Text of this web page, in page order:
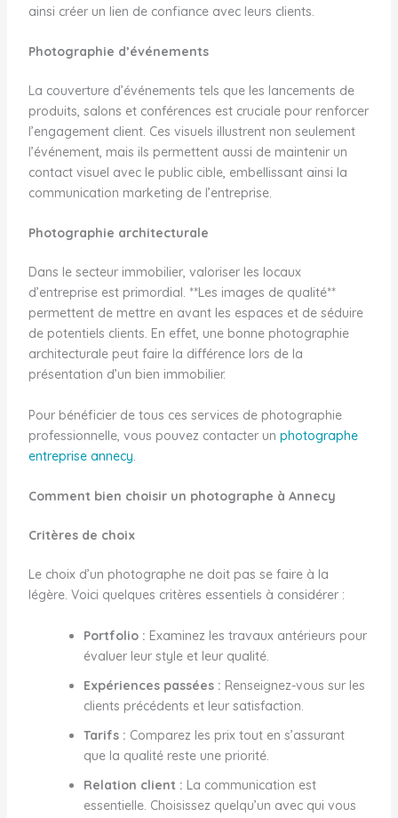
ainsi créer un lien de confiance avec leurs clients.
Photographie d’événements
La couverture d’événements tels que les lancements de
produits, salons et conférences est cruciale pour renforcer
l’engagement client. Ces visuels illustrent non seulement
l’événement, mais ils permettent aussi de maintenir un
contact visuel avec le public cible, embellissant ainsi la
communication marketing de l’entreprise.
Photographie architecturale
Dans le secteur immobilier, valoriser les locaux
d’entreprise est primordial. **Les images de qualité**
permettent de mettre en avant les espaces et de séduire
de potentiels clients. En effet, une bonne photographie
architecturale peut faire la différence lors de la
présentation d’un bien immobilier.
Pour bénéficier de tous ces services de photographie
professionnelle, vous pouvez contacter un photographe
entreprise annecy.
Comment bien choisir un photographe à Annecy
Critères de choix
Le choix d’un photographe ne doit pas se faire à la
légère. Voici quelques critères essentiels à considérer :
Portfolio : Examinez les travaux antérieurs pour
évaluer leur style et leur qualité.
Expériences passées : Renseignez-vous sur les
clients précédents et leur satisfaction.
Tarifs : Comparez les prix tout en s’assurant
que la qualité reste une priorité.
Relation client : La communication est
essentielle. Choisissez quelqu’un avec qui vous